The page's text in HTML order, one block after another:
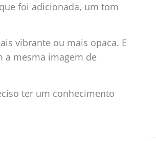
foi adicionada, um tom
vibrante ou mais opaca. E
a mesma imagem de
ter um conhecimento